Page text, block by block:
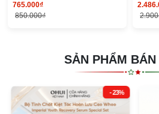
Cleanser
765.000₫
850.000₫
Set
SẢN PHẨM BÁN
- 23%